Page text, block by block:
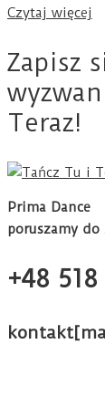
Czytaj więcej
Zapisz
Teraz!
Prima Dance
poruszamy do
+48